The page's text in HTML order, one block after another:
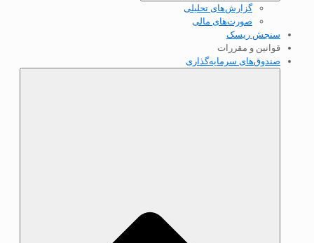
گزارش‌های تحلیلی
صورت‌های مالی
سنجش ریسک
قوانین و مقررات
صندوق‌های سرمایه‌گذاری